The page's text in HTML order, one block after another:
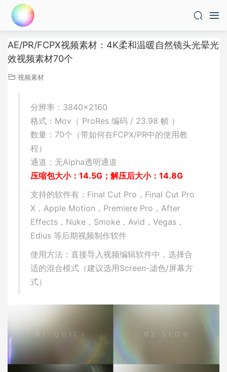
AE/PR/FCPX视频素材：4K柔和温暖自然镜头光晕光
效视频素材70个
视频素材
分辨率：3840×2160
格式：Mov（ ProRes 编码 / 23.98 帧 ）
数量：70个（带如何在FCPX/PR中的使用教
程）
通道：无Alpha透明通道
压缩包大小：14.5G；解压后大小：14.8G
支持的软件有：Final Cut Pro，Final Cut Pro
X，Apple Motion，Premiere Pro，After
Effects，Nuke，Smoke，Avid，Vegas，
Edius 等后期视频制作软件
使用方法：直接导入视频编辑软件中，选择合
适的混合模式（建议选用Screen-滤色/屏幕方
式）